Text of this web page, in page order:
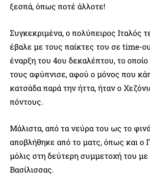
ξεσπά, όπως ποτέ άλλοτε!
Συγκεκριμένα, ο πολύπειρος Ιταλός
έβαλε με τους παίκτες του σε time-
έναρξη του 4ου δεκαλέπτου, το
τους αφύπνισε, αφού ο μόνος που
κατσάδα παρά την ήττα, ήταν ο
πόντους.
Μάλιστα, από τα νεύρα του ως το
αποβλήθηκε από το ματς, όπως και ο
μόλις στη δεύτερη συμμετοχή του
Βασίλισσας.